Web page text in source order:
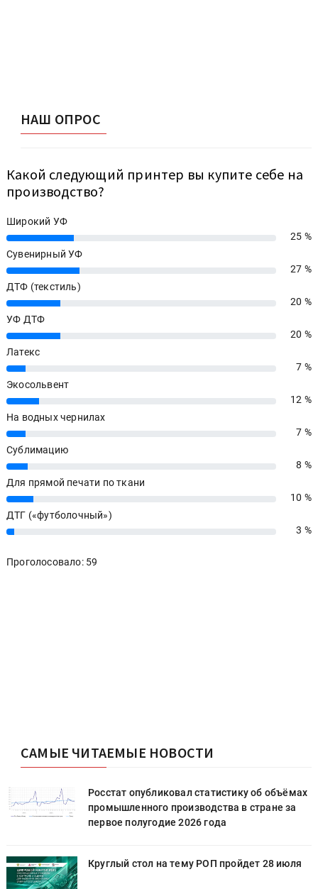
НАШ ОПРОС
Какой следующий принтер вы купите себе на
производство?
Широкий УФ
25%
25 %
Сувенирный УФ
27%
27 %
ДТФ (текстиль)
20%
20 %
УФ ДТФ
20%
20 %
Латекс
7%
7 %
Экосольвент
12%
12 %
На водных чернилах
7%
7 %
Сублимацию
8%
8 %
Для прямой печати по ткани
10%
10 %
ДТГ («футболочный»)
3% 3 %
Проголосовало: 59
САМЫЕ ЧИТАЕМЫЕ НОВОСТИ
Росстат опубликовал статистику об объёмах
промышленного производства в стране за
первое полугодие 2026 года
Круглый стол на тему РОП пройдет 28 июля